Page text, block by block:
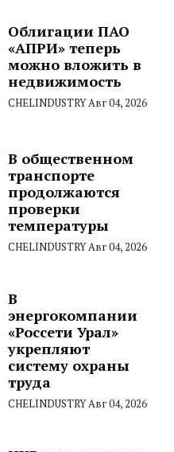
Облигации ПАО
«АПРИ» теперь
можно вложить в
недвижимость
CHELINDUSTRYАвг 04, 2026
В общественном
транспорте
продолжаются
проверки
температуры
CHELINDUSTRYАвг 04, 2026
В
энергокомпании
«Россети Урал»
укрепляют
систему охраны
труда
CHELINDUSTRYАвг 04, 2026